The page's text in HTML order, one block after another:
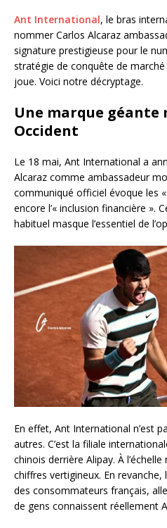
Ant International, le bras
nommer Carlos Alcaraz
signature prestigieuse pour le
stratégie de conquête de
joue. Voici notre décryptage.
Une marque géante
Occident
Le 18 mai, Ant International a
Alcaraz comme ambassadeur
communiqué officiel évoque les
encore l’« inclusion financière ».
habituel masque l’essentiel de
En effet, Ant International n’est
autres. C’est la filiale
chinois derrière Alipay. À
chiffres vertigineux. En
des consommateurs français,
de gens connaissent réellement